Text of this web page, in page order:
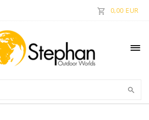
0,00 EUR